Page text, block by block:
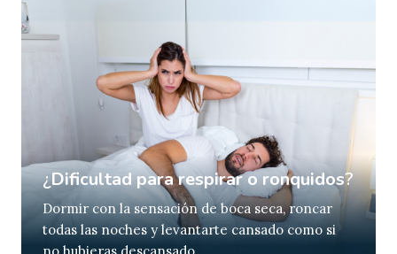
¿Dificultad para respirar o ronquidos?
Dormir con la sensación de boca seca, roncar
todas las noches y levantarte cansado como si